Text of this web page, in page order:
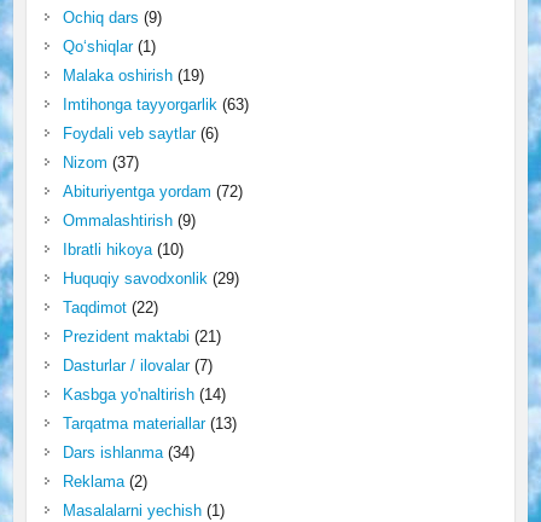
Ochiq dars (9)
Qo‘shiqlar(1)
Malaka oshirish(19)
Imtihonga tayyorgarlik(63)
Foydali veb saytlar(6)
Nizom (37)
Abituriyentga yordam (72)
Ommalashtirish(9)
Ibratli hikoya(10)
Huquqiy savodxonlik(29)
Taqdimot(22)
Prezident maktabi (21)
Dasturlar / ilovalar(7)
Kasbga yo'naltirish(14)
Tarqatma materiallar(13)
Dars ishlanma(34)
Reklama(2)
Masalalarni yechish(1)